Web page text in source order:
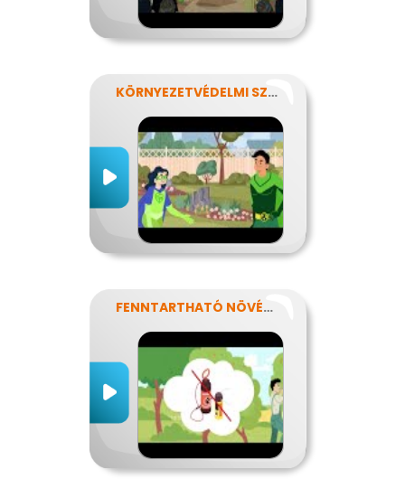
KÖRNYEZETVÉDELMI SZUPERHŐSÖK
FENNTARTHATÓ NÖVÉNYVÉDELEM